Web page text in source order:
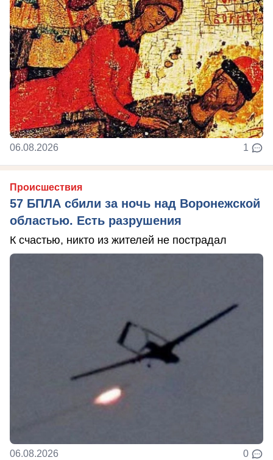
06.08.2026 1
Происшествия
57 БПЛА сбили за ночь над Воронежской
областью. Есть разрушения
К счастью, никто из жителей не пострадал
06.08.2026 0